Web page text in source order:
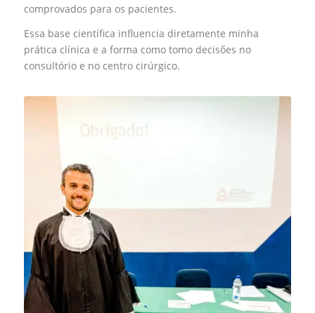
comprovados para os pacientes.
Essa base científica influencia diretamente minha
prática clínica e a forma como tomo decisões no
consultório e no centro cirúrgico.